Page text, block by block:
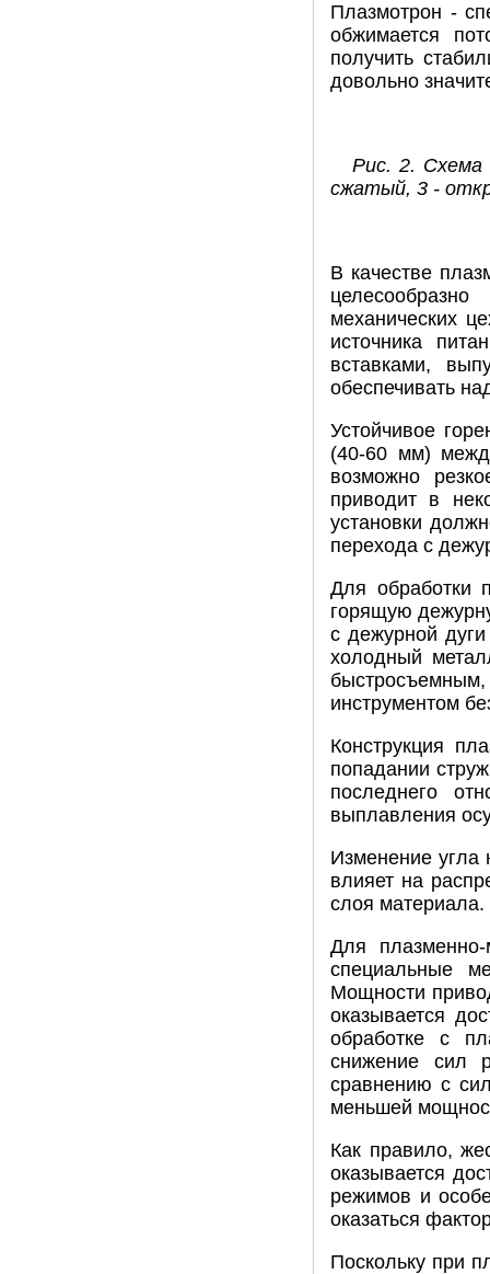
Плазмотрон -
обжимается
получить
довольно
Рис. 2. Схема
сжатый, 3 -
В качестве
механических
источника
вставками,
обеспечивать
Устойчивое
(40-60 мм)
возможно
приводит в
установки
перехода с
Для обработки
горящую
с дежурной
холодный
инструментом
Конструкция
попадании
последнего
выплавления
Изменение угла
влияет на
слоя материала.
Для
специальные
Мощности
оказывается
обработке с
снижение сил
сравнению с
меньшей
Как правило,
оказывается
режимов и
оказаться
Поскольку при